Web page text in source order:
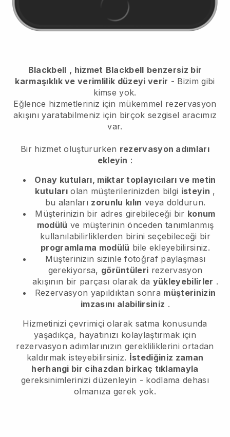
Blackbell , hizmet Blackbell benzersiz bir
karmaşıklık ve verimlilik düzeyi verir - Bizim gibi
kimse yok.
Eğlence hizmetleriniz için mükemmel rezervasyon
akışını yaratabilmeniz için birçok sezgisel aracımız
var.
Bir hizmet oluştururken rezervasyon adımları
ekleyin :
Onay kutuları, miktar toplayıcıları ve metin
kutuları olan müşterilerinizden bilgi isteyin ,
bu alanları zorunlu kılın veya doldurun.
Müşterinizin bir adres girebileceği bir konum
modülü ve müşterinin önceden tanımlanmış
kullanılabilirliklerden birini seçebileceği bir
programlama modülü bile ekleyebilirsiniz.
Müşterinizin sizinle fotoğraf paylaşması
gerekiyorsa, görüntüleri rezervasyon
akışının bir parçası olarak da yükleyebilirler .
Rezervasyon yapıldıktan sonra müşterinizin
imzasını alabilirsiniz .
Hizmetinizi çevrimiçi olarak satma konusunda
yaşadıkça, hayatınızı kolaylaştırmak için
rezervasyon adımlarınızın gerekliliklerini ortadan
kaldırmak isteyebilirsiniz. İstediğiniz zaman
herhangi bir cihazdan birkaç tıklamayla
gereksinimlerinizi düzenleyin - kodlama dehası
olmanıza gerek yok.